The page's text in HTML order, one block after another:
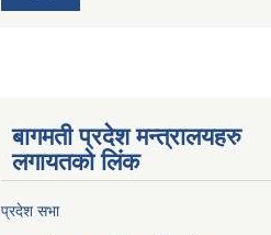
बागमती प्रदेश मन्त्रालयहरु
लगायतको लिंक
प्रदेश सभा